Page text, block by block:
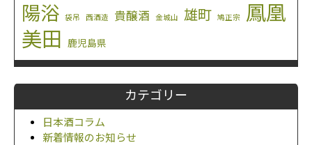
陽浴
袋吊 西酒造 貴醸酒 金城山 雄町 鳩正宗
鳳凰
美田
鹿児島県
カテゴリー
日本酒コラム
新着情報のお知らせ